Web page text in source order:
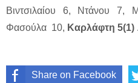
Βιντσιλαίου 6, Ντάνου 7,
Φασούλα 10, Kαρλάφτη 5(1) .
Share on Facebook